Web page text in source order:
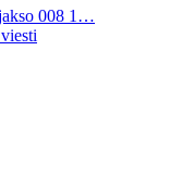
008 1…